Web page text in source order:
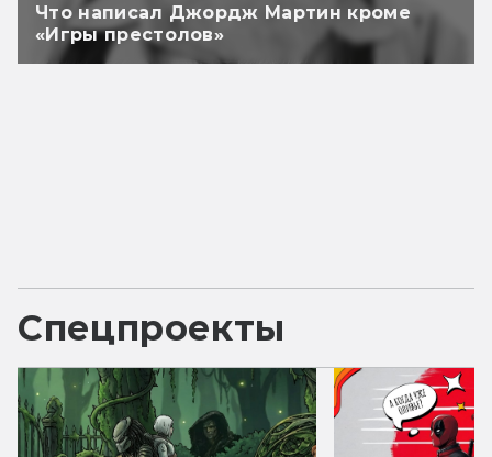
Что написал Джордж Мартин кроме
«Игры престолов»
Спецпроекты